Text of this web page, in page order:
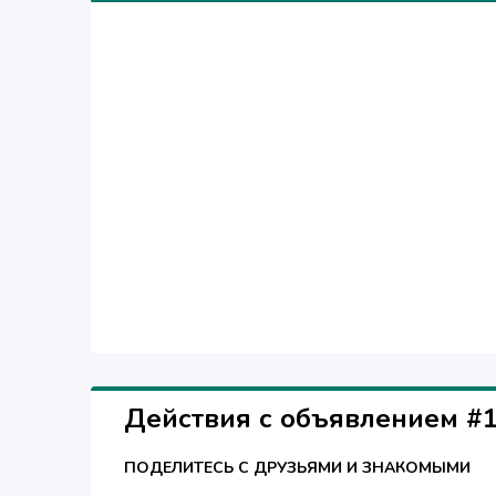
Действия с объявлением
ПОДЕЛИТЕСЬ С ДРУЗЬЯМИ И ЗНАКОМЫМИ